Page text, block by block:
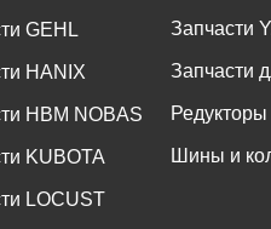
GEHL
HANIX
HBM NOBAS
KUBOTA
LOCUST
Запчасти
Запчасти
Шины и